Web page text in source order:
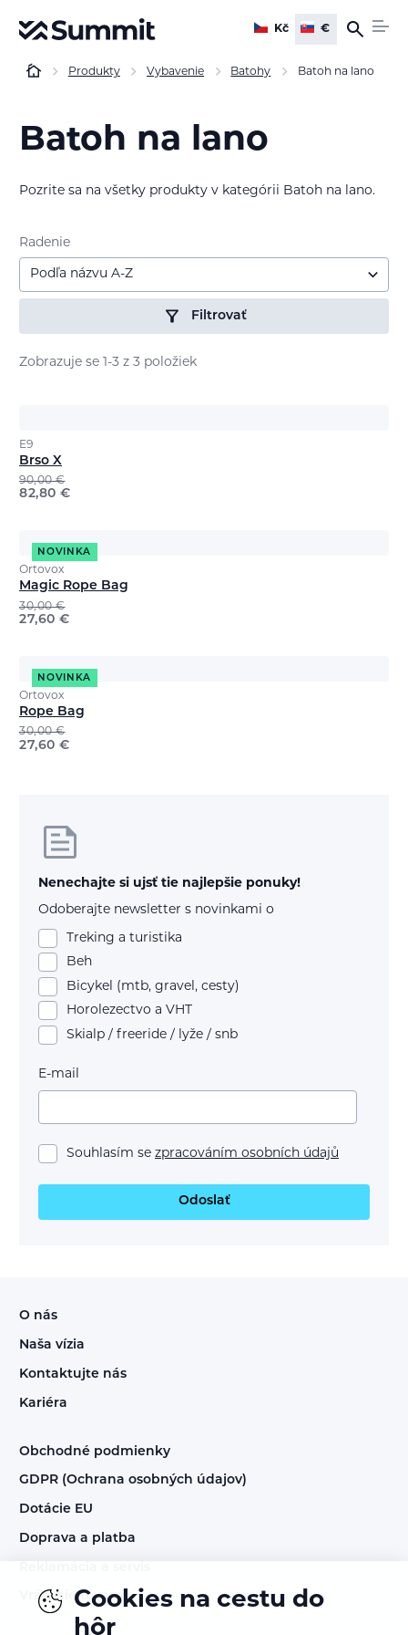
Kč €
Produkty Vybavenie Batohy Batoh na lano
Batoh na lano
Pozrite sa na všetky produkty v kategórii Batoh na lano.
Radenie
Podľa názvu A-Z
Filtrovať
Zobrazuje se 1-3 z 3 položiek
E9
Brso X
90,00€
82,80 €
NOVINKA
Ortovox
Magic Rope Bag
30,00€
27,60 €
NOVINKA
Ortovox
Rope Bag
30,00€
27,60 €
Nenechajte si ujsť tie najlepšie ponuky!
Odoberajte newsletter s novinkami o
Treking a turistika
Beh
Bicykel (mtb, gravel, cesty)
Horolezectvo a VHT
Skialp / freeride / lyže / snb
E-mail
Souhlasím se zpracováním osobních údajů
Odoslať
O nás
Naša vízia
Kontaktujte nás
Kariéra
Obchodné podmienky
GDPR (Ochrana osobných údajov)
Dotácie EU
Doprava a platba
Vrátenie tovaruCookies na cestu do
hôr